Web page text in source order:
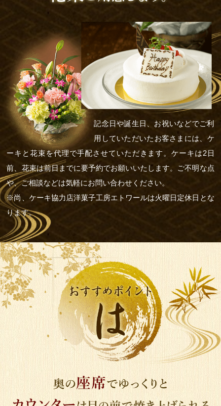
記念日や誕生日、お祝いなどでご利
用していただいたお客さまには、ケ
ーキと花束を代理で手配させていただきます。ケーキは2日
前、花束は前日までに要予約でお願いいたします。ご不明な点
や、ご相談などは気軽にお問い合わせください。
※尚、ケーキ協力店洋菓子工房エトワールは火曜日定休日とな
ります。